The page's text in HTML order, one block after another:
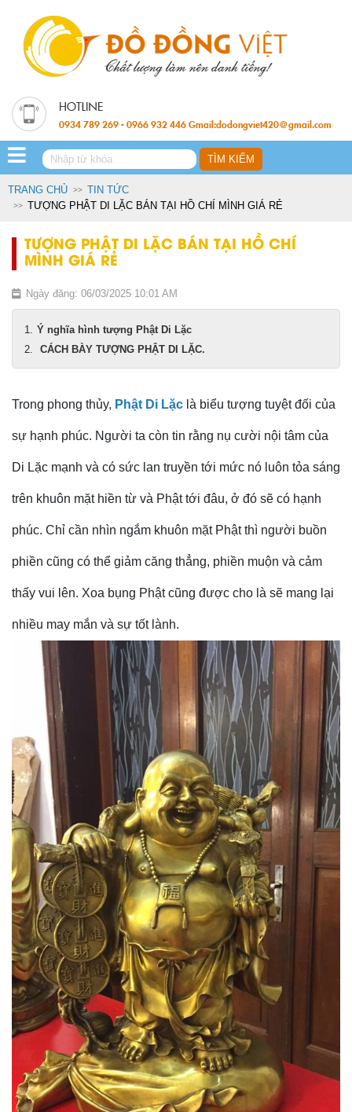
0934 789 269 - 0966 932 446 Gmail:dodongviet420@gmail.com
TRANG CHỦ
TIN TỨC
TƯỢNG PHẬT DI LẶC BÁN TẠI HỒ CHÍ MÌNH GIÁ RẺ
TƯỢNG PHẬT DI LẶC BÁN TẠI HỒ CHÍ
MÌNH GIÁ RẺ
Ngày đăng: 06/03/2025 10:01 AM
Ý nghĩa hình tượng Phật Di Lặc
CÁCH BÀY TƯỢNG PHẬT DI LẶC.
Trong phong thủy, Phật Di Lặc là biểu tượng tuyệt đối của
sự hạnh phúc. Người ta còn tin rằng nụ cười nội tâm của
Di Lặc mạnh và có sức lan truyền tới mức nó luôn tỏa sáng
trên khuôn mặt hiền từ và Phật tới đâu, ở đó sẽ có hạnh
phúc. Chỉ cần nhìn ngắm khuôn mặt Phật thì người buồn
phiền cũng có thể giảm căng thẳng, phiền muộn và cảm
thấy vui lên. Xoa bụng Phật cũng được cho là sẽ mang lại
nhiều may mắn và sự tốt lành.